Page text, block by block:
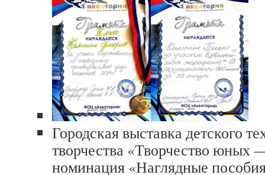
Городская выставка детского
творчества «Творчество юных
номинация «Наглядные